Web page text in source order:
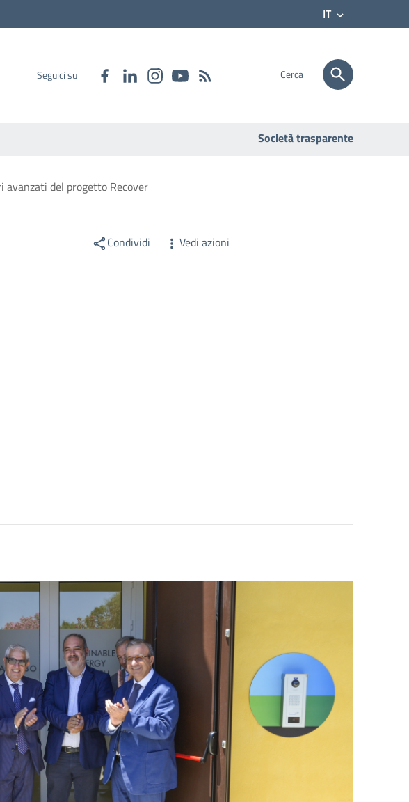
IT
Seguici su Cerca
Società trasparente
del progetto Recover
Condividi Vedi azioni